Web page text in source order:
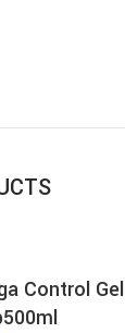
Control Gel